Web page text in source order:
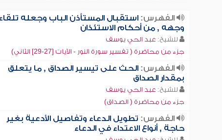
الفهرس:استقبال المستأذن الباب وجعله
وجهه , من أحكام الاستئذان
للشيخ: عبد الحي يوسف
جزء من محاضرة ( تفسير سورة النور - الآيات [27-29] الثاني)
الفهرس:الحث على تيسير الصداق , ما يتعلق
بمقدار الصداق
للشيخ: عبد الحي يوسف
جزء من محاضرة ( الصداق)
الفهرس: تطويل الدعاء وتفاصيل الأدعية بغير
حاجة , أنواع الاعتداء في الدعاء